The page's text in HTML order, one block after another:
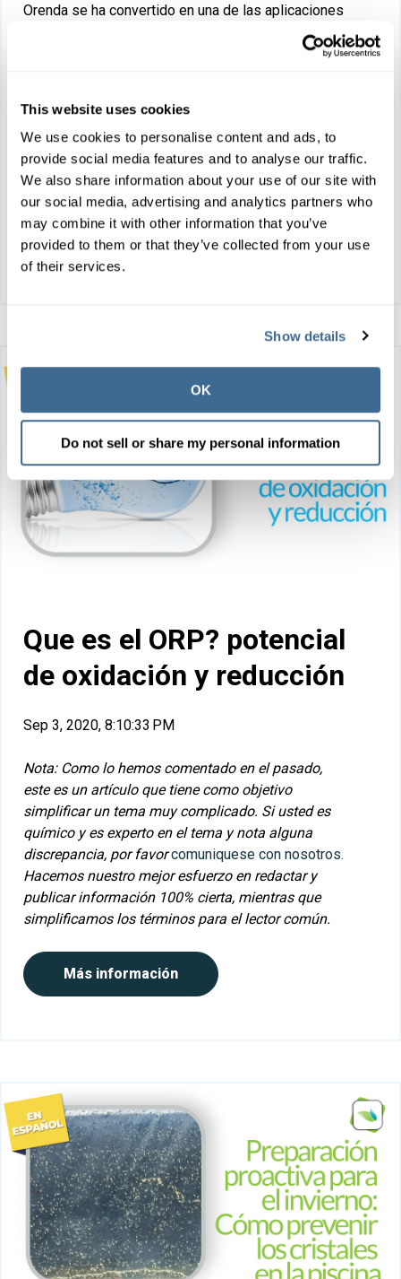
This website uses cookies
We use cookies to personalise content and ads, to
provide social media features and to analyse our traffic.
We also share information about your use of our site with
our social media, advertising and analytics partners who
may combine it with other information that you’ve
provided to them or that they’ve collected from your use
of their services.
Show details
OK
Do not sell or share my personal information
Orenda se ha convertido en una de las aplicaciones
para piscinas más populares y utilizadas en el
mundo. Agradecemos a todos nuestros usuarios y
Este artículo lo guiará a través de cómo usar nuestra
aplicación, la calculadora de dosificación ISL y otras
funciones.
Más información
Que es el ORP? potencial
de oxidación y reducción
Sep 3, 2020, 8:10:33 PM
Nota: Como lo hemos comentado en el pasado,
este es un artículo que tiene como objetivo
simplificar un tema muy complicado. Si usted es
químico y es experto en el tema y nota alguna
discrepancia, por favorcomuniquese con nosotros.
Hacemos nuestro mejor esfuerzo en redactar y
publicar información 100% cierta, mientras que
simplificamos los términos para el lector común.
Más información